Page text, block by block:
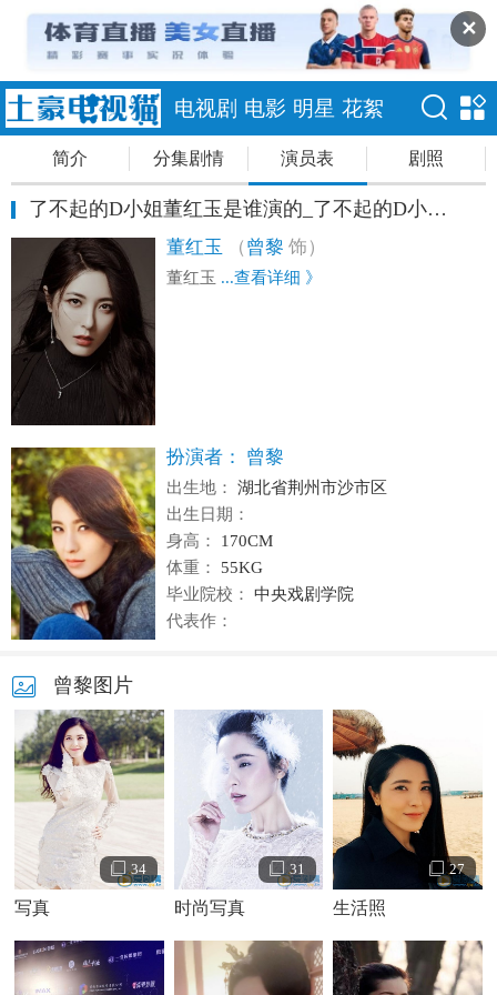
✕
电视剧 电影 明星 花絮
简介 分集剧情 演员表 剧照
了不起的D小姐董红玉是谁演的_了不起的D小姐董红玉扮演者曾黎个人资料
董红玉 （ 曾黎 饰）
董红玉 ...查看详细 》
扮演者： 曾黎
出生地：
湖北省荆州市沙市区
出生日期：
身高：
170CM
体重：
55KG
毕业院校：
中央戏剧学院
代表作：
曾黎图片
34
写真
31
时尚写真
27
生活照